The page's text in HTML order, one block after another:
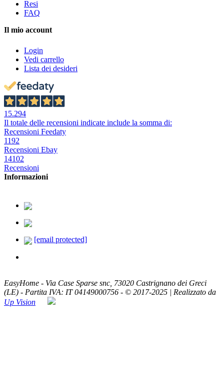
Resi
FAQ
Il mio account
Login
Vedi carrello
Lista dei desideri
15.294
Il totale delle recensioni indicate include la somma di:
Recensioni Feedaty
1192
Recensioni Ebay
14102
Recensioni
Informazioni
[email protected]
EasyHome - Via Case Sparse snc, 73020 Castrignano dei Greci
(LE) - Partita IVA: IT 04149000756 - © 2017-2025 | Realizzato da
Up Vision